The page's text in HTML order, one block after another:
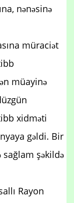
nənəsinə
müraciət
müayinə
xidməti
gəldi. Bir
sağlam şəkildə
Rayon